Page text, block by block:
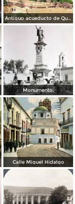
Antiguo acueducto de Querétaro.
Monumento.
Calle Miguel Hidalgo